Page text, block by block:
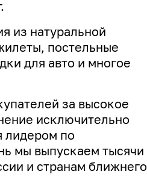
из натуральной
постельные
для авто и многое
за высокое
исключительно
лидером по
мы выпускаем тысячи
и странам ближнего